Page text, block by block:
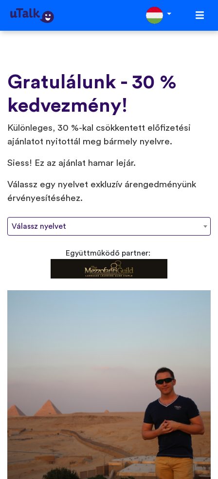
Gratulálunk - 30 %
kedvezmény!
Különleges, 30 %-kal csökkentett előfizetési
ajánlatot nyitottál meg bármely nyelvre.
Siess! Ez az ajánlat hamar lejár.
Válassz egy nyelvet exkluzív árengedményünk
érvényesítéséhez.
Válassz nyelvet
Együttműködő partner: